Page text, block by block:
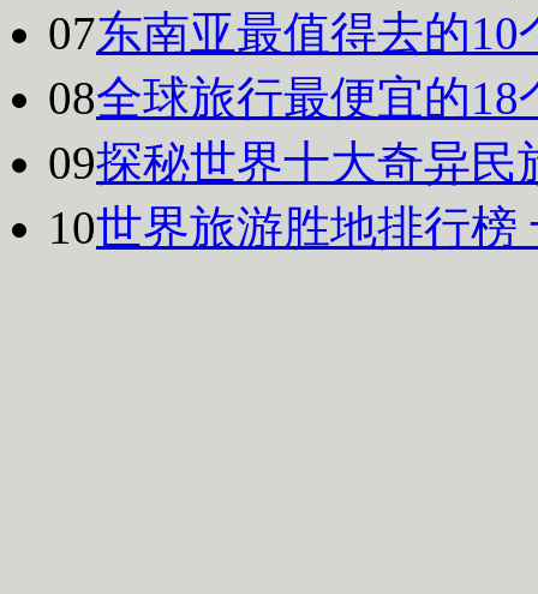
07东南亚最值得去的
08全球旅行最便宜的
09探秘世界十大奇异民
10世界旅游胜地排行榜